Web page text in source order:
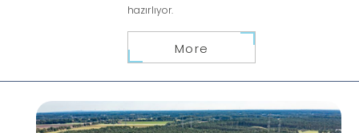
hazırlıyor.
More